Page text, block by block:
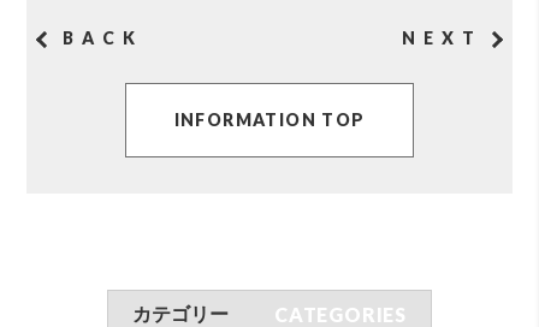
BACK NEXT
INFORMATION TOP
カテゴリー CATEGORIES